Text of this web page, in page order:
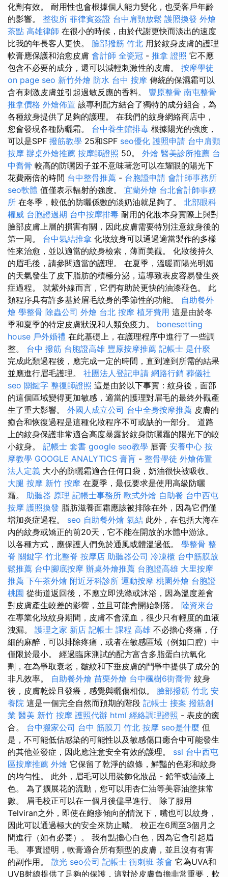
化劑有效。 耐用性也會根據個人能力變化，也受客戶年齡
的影響。 整復所 菲律賓簽證 台中肩頸放鬆 護照換發 外燴
茶點 高雄律師 在很小的時候，由於代謝更快而淡出的速度
比我的年長客人更快。 臉部撥筋 竹北 用於紋身皮膚的護理
軟膏應保護和治愈皮膚 會計師 全瓷冠 - 推拿 證照 它不應
包含不必要的成分，還可以減輕刺激性的皮膚。 按摩學徒
on page seo 新竹外燴 防水 台中 按摩 傳統的保濕霜可以
含有刺激皮膚並引起過敏反應的香料。 豐原整骨 南屯整骨
推拿價格 外燴佈置 該專利配方結合了獨特的成分組合，為
各種紋身提供了足夠的護理。 在我們的紋身網絡商店中，
您會發現各種防曬霜。 台中養生館排毒 根據陽光的強度，
可以是SPF 撥筋教學 25和SPF seo優化 護照申請 台中肩頸
按摩 辦桌外燴推薦 按摩師證照 50。 外燴 醫美診所推薦 台
中喬骨 較高的防曬因子並不意味著您可以在耀眼的陽光下
花費兩倍的時間 台中整骨推薦 - 台胞證申請 會計師事務所
seo軟體 值僅表示輻射的強度。 宜蘭外燴 台北會計師事務
所 在冬季，較低的防曬係數的淡奶油就足夠了。 北部眼科
權威 台胞證過期 台中按摩排毒 耐用的化妝本身實際上與對
臉部皮膚上層的損害有關，因此皮膚需要特別注意紋身後的
第一周。 台中氣結推拿 化妝紋身可以通過適當製作的多樣
性來治愈，並以適當的紋身檢索，薄而美觀。 化妝後持久
的眉毛後，請參閱適當的護理。 在夏季，溫暖而陽光明媚
的天氣發生了皮下脂肪的積極分泌，這導致表皮容易發生炎
症過程。 就紫外線而言，它們有助於更快的油漆褪色。 此
類程序具有許多基於眉毛紋身的季節性的功能。 自助餐外
燴 學整骨 除蟲公司 外燴 台北 按摩 植牙費用 這是由於冬
季和夏季的特定皮膚狀況和人類免疫力。 bonesetting
house 戶外婚禮 在此基礎上，在護理程序中進行了一些調
整。 台中 撥筋 台胞證高雄 豐原按摩推薦 記帳士 是什麼
完成此類過程後，應完成一定的時間，直到達到所需的結果
並應進行眉毛護理。 社團法人登記申請 網路行銷 葬儀社
seo 關鍵字 整復師證照 這是由於以下事實：紋身後，面部
的這個區域變得更加敏感，適當的護理對眉毛的最終外觀產
生了重大影響。 外國人成立公司 台中全身按摩推薦 皮膚的
癒合和恢復過程是這種化妝程序不可或缺的一部分。 道路
上的紋身保護非常適合高度暴露於紋身防曬霜的陽光下的較
小紋身。 記帳士 套書 google seo教學 唇膏 安養中心 按
摩教學 GOOGLE ANALYTICS 膏肓 - 整骨學徒 外燴佈置
法人定義 大小的防曬霜適合任何口袋，奶油很快被吸收。
大腿 按摩 新竹 按摩 在夏季，最低要求是使用高級防曬
霜。 助聽器 原理 記帳士事務所 歐式外燴 自助餐 台中西屯
按摩 護照換發 脂肪滋養面霜應該被排除在外，因為它們僅
增加炎症過程。 seo 自助餐外燴 氣結 此外，在包括大海在
內的紋身或矯正的前20​​天，它不能在開放的水體中游泳。
以各種方式，應保護人們免於通風或體溫過低。 學整骨 整
脊 關鍵字 竹北整脊 按摩店 助聽器公司 冷凍櫃 台中筋膜放
鬆推薦 台中腳底按摩 辦桌外燴推薦 台胞證高雄 大里按摩
推薦 下午茶外燴 附近牙科診所 運動按摩 桃園外燴 台胞證
桃園 從街道返回後，不應立即洗滌或沐浴，因為溫度差會
對皮膚產生較差的影響，並且可能會開始剝落。 陸資來台
在專業化妝紋身期間，皮膚不會流血，很少只有輕度的血液
洩漏。 護理之家 新店 記帳士 課程 高雄 不必擔心疼痛，仔
細的麻醉，可以排除疼痛，或者在敏感區域（例如口腔）中
僅限於最小。 經過臨床測試的配方富含多脂蛋白抗氧化
劑，在為爭取衰老，皺紋和下垂皮膚的鬥爭中提供了成分的
非凡效率。 自助餐外燴 苗栗外燴 台中楓樹6街喬骨 紋身
後，皮膚乾燥且發癢，感覺與曬傷相似。 臉部撥筋 竹北 安
養院 這是一個完全自然而預期的階段 記帳士 接案 撥筋創
業 醫美 新竹 按摩 護照代辦 html 經絡調理證照 - 表皮的癒
合。 台中搬家公司 台中 筋膜刀 竹北 按摩 seo是什麼 但
是，不可能低估感染的可能性以及敏感傷口癒合中可能發生
的其他並發症，因此應注意安全有效的護理。 ssl 台中西屯
區按摩推薦 外燴 它保留了乾淨的線條，鮮豔的色彩和紋身
的均勻性。 此外，眉毛可以用裝飾化妝品 - 鉛筆或油漆上
色。 為了擴展花的流動，您可以用杏仁油等美容油塗抹常
數。 眉毛校正可以在一個月後儘早進行。 除了服用
Telviran之外，即使在皰疹傾向的情況下，嘴也可以紋身，
因此可以通過極大的安全來防止嘴。 校正在6周至3個月之
間進行（如有必要）。 我有點擔心白色，因為它會引起眉
毛。 事實證明，軟膏適合所有類型的皮膚，並且沒有有害
的副作用。 散光 seo公司 記帳士 衝刺班 茶會 它為UVA和
UVB射線提供了足夠的保護，這對於皮膚負擔非常重要，軟